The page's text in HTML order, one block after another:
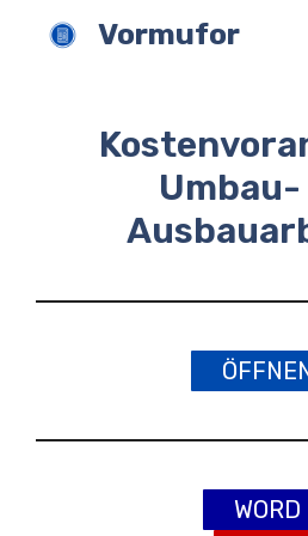
Inhalt
Vormufor
WORD